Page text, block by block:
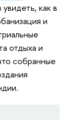
как в
и
отдыха и
собранные